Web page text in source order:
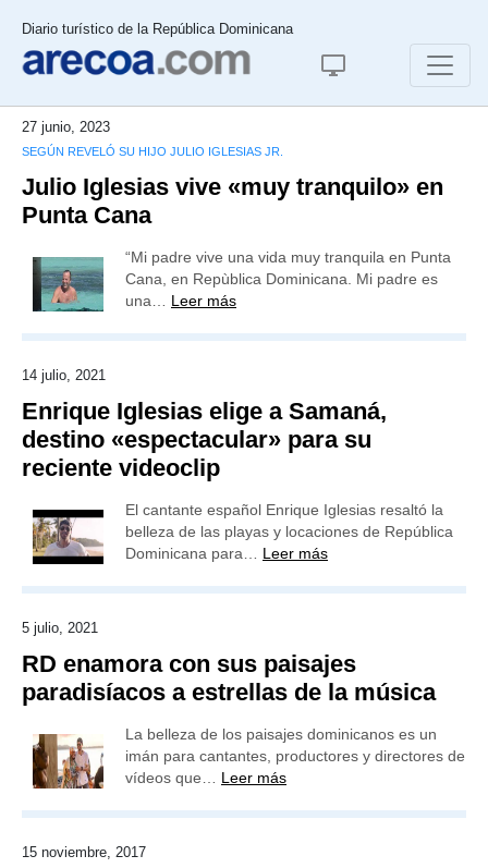
Diario turístico de la República Dominicana
27 junio, 2023
SEGÚN REVELÓ SU HIJO JULIO IGLESIAS JR.
Julio Iglesias vive «muy tranquilo» en
Punta Cana
“Mi padre vive una vida muy tranquila en Punta
Cana, en Repùblica Dominicana. Mi padre es
una… Leer más
14 julio, 2021
Enrique Iglesias elige a Samaná,
destino «espectacular» para su
reciente videoclip
El cantante español Enrique Iglesias resaltó la
belleza de las playas y locaciones de República
Dominicana para… Leer más
5 julio, 2021
RD enamora con sus paisajes
paradisíacos a estrellas de la música
La belleza de los paisajes dominicanos es un
imán para cantantes, productores y directores de
vídeos que… Leer más
15 noviembre, 2017